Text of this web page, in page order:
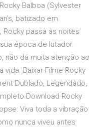
Balboa (Sylvester
batizado em
Rocky passa as noites
época de lutador.
não dá muita atenção ao
Baixar Filme Rocky
Dublado, Legendado,
Download Rocky
Viva toda a vibração
nunca viveu antes